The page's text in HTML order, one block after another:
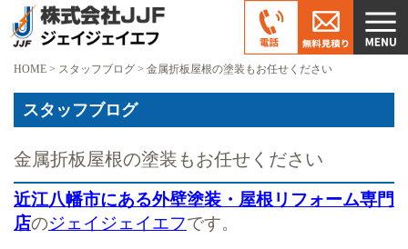
HOME > スタッフブログ > 金属折板屋根の塗装もお任せください
スタッフブログ
金属折板屋根の塗装もお任せください
近江八幡市にある外壁塗装・屋根リフォーム専門
店のジェイジェイエフです。